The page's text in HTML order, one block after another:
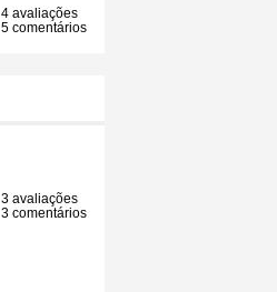
4 avaliações
5 comentários
3 avaliações
3 comentários